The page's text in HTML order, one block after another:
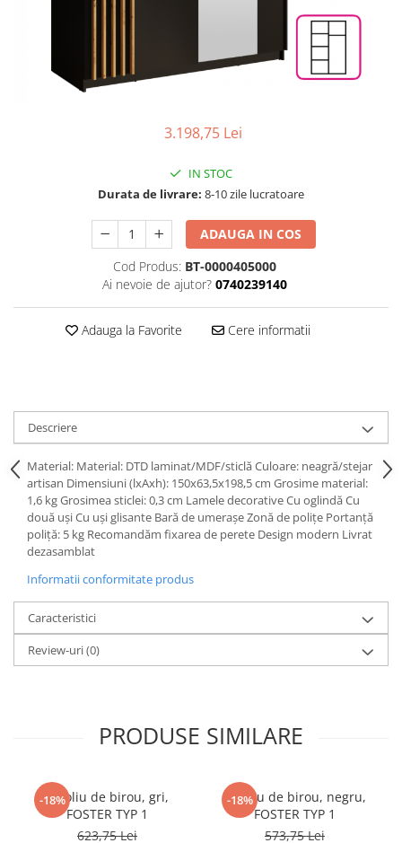
Suporturi si tavi
Chiuvete bucatarie
Mese bucatarie /dining
Mobilier/seturi de bucatarie
Comode lux-ultramoderne
Dulapuri haine si Sifoniere
Masute de toaleta
Paturi lemn & pal
Paturi metalice
Paturi tapitate
Saltele
Seturi dormitoare complete
Suporturi saltea/Somiere/Gratii
pentru pat
Mobilier Hol/Cuiere
Banci pentru asteptare
Colectia casmir -seturi
cuiere/mobila hol Rai casmir
Set mobilier Hol modern cu
panouri tapitate
Mobilier Birou
3.198,75 Lei
IN STOC
Durata de livrare: 8-10 zile lucratoare
ADAUGA IN COS
Cod Produs: BT-0000405000
Ai nevoie de ajutor? 0740239140
Adauga la Favorite Cere informatii
Descriere
Material: Material: DTD laminat/MDF/sticlă Culoare: neagră/stejar
artisan Dimensiuni (lxAxh): 150x63,5x198,5 cm Grosime material:
1,6 kg Grosimea sticlei: 0,3 cm Lamele decorative Cu oglindă Cu
două uşi Cu uşi glisante Bară de umeraşe Zonă de poliţe Portanţă
poliţă: 5 kg Recomandăm fixarea de perete Design modern Livrat
dezasamblat
Informatii conformitate produs
Caracteristici
Review-uri(0)
PRODUSE SIMILARE
-18%
Fotoliu de birou, gri,
FOSTER TYP 1
623,75 Lei
-18%
Fotoliu de birou, negru,
FOSTER TYP 1
573,75 Lei